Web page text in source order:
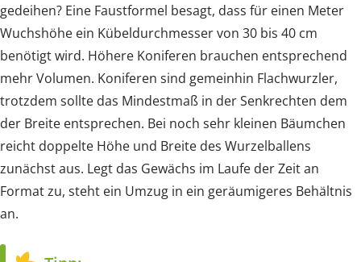
gedeihen? Eine Faustformel besagt, dass für einen Meter
Wuchshöhe ein Kübeldurchmesser von 30 bis 40 cm
benötigt wird. Höhere Koniferen brauchen entsprechend
mehr Volumen. Koniferen sind gemeinhin Flachwurzler,
trotzdem sollte das Mindestmaß in der Senkrechten dem
der Breite entsprechen. Bei noch sehr kleinen Bäumchen
reicht doppelte Höhe und Breite des Wurzelballens
zunächst aus. Legt das Gewächs im Laufe der Zeit an
Format zu, steht ein Umzug in ein geräumigeres Behältnis
an.